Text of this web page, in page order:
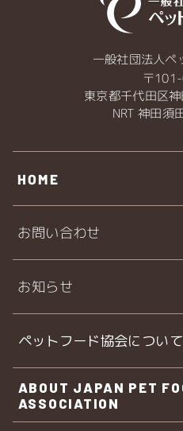
一般社団法人ペ
〒
東京都千代田区
NRT 神田須
HOME
お問い合わせ
お知らせ
ペットフード協会について
ABOUT JAPAN PET
ASSOCIATION